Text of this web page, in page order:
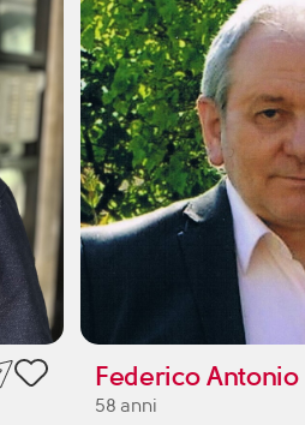
Federico Antonio
58 anni